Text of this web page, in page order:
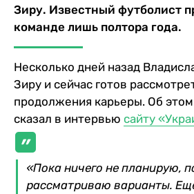
Зиру. Известный футболист
команде лишь полтора года.
Несколько дней назад
Зиру и сейчас готов
продолжения карьеры. Об
сказал в интервью сайту
«Пока ничего не планирую,
рассматриваю варианты.